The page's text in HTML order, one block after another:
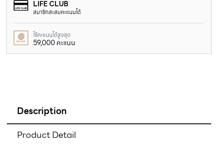
LIFE CLUB
สมาชิกสะสมคะแนนได้
ใช้คะแนนได้สูงสุด
59,000 คะแนน
Description
Product Detail